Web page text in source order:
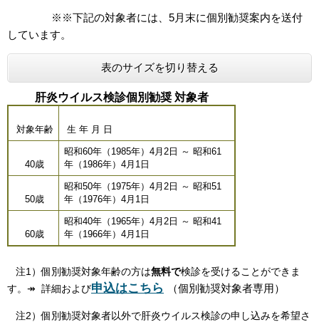
※※下記の対象者には、5月末に個別勧奨案内を送付
しています。
表のサイズを切り替える
肝炎ウイルス検診個別勧奨 対象者
対象年齢 生 年 月 日
40歳
昭和60年（1985年）4月2日 ～ 昭和61
年（1986年）4月1日
50歳
昭和50年（1975年）4月2日 ～ 昭和51
年（1976年）4月1日
60歳
昭和40年（1965年）4月2日 ～ 昭和41
年（1966年）4月1日
注1）個別勧奨対象年齢の方は無料で検診を受けることができま
す。↠ 詳細および申込はこちら （個別勧奨対象者専用）
注2）個別勧奨対象者以外で肝炎ウイルス検診の申し込みを希望さ